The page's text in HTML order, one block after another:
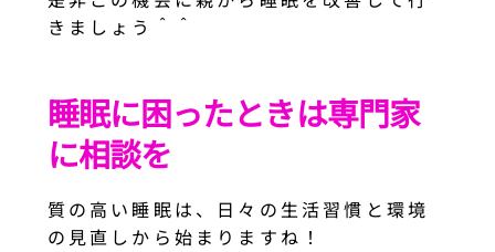
きましょう＾＾
睡眠に困ったときは専門家
に相談を
質の高い睡眠は、日々の生活習慣と環境
の見直しから始まりますね！